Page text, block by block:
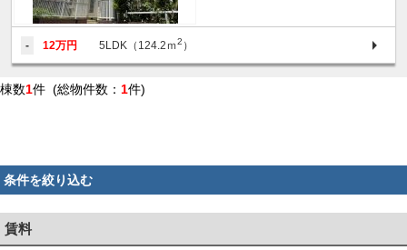
- 12万円 5LDK（124.2ｍ2 ）
棟数1件 (総物件数： 1件)
条件を絞り込む
賃料